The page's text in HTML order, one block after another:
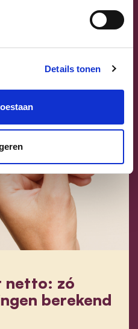
Details tonen
vragen over de
netto: zó
berekend